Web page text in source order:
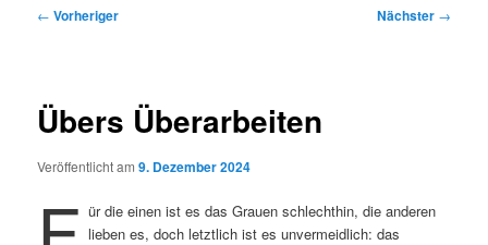
Beitragsnavigation
← Vorheriger Nächster →
Übers Überarbeiten
Veröffentlicht am9. Dezember 2024
ür die einen ist es das Grauen schlechthin, die anderen
lieben es, doch letztlich ist es unvermeidlich: das